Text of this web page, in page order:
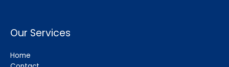
Our Services
Home